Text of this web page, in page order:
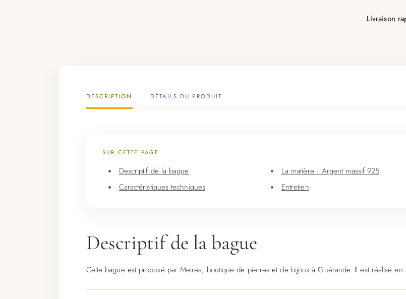
Livraison
DESCRIPTION DÉTAILS DU PRODUIT
SUR CETTE PAGE
Descriptif de la bague
Caractéristiques techniques
La matière : Argent massif 925
Entretien
Descriptif de la bague
Cette bague est proposé par Meirea, boutique de pierres et de bijoux à Guérande. Il est réalisé en